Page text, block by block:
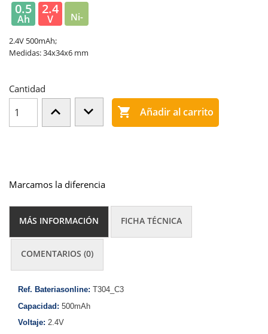
0.5
Ah
2.4
V
Ni-
2.4V 500mAh;
Medidas: 34x34x6 mm
Cantidad
 Añadir al carrito
Marcamos la diferencia
MÁS INFORMACIÓN FICHA TÉCNICA
COMENTARIOS (0)
Ref. Bateriasonline: T304_C3
Capacidad: 500mAh
Voltaje: 2.4V